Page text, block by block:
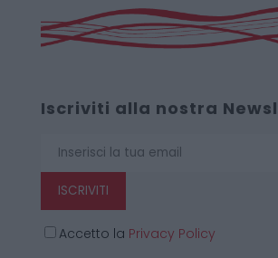
Iscriviti alla nostra
ISCRIVITI
Accetto la Privacy Policy